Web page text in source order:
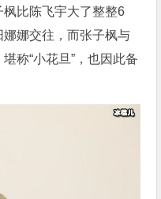
比陈飞宇大了整整6
娜交往，而张子枫与
称“小花旦”，也因此备